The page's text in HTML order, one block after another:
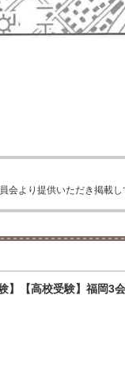
会より提供いただき掲載
】【高校受験】福岡3